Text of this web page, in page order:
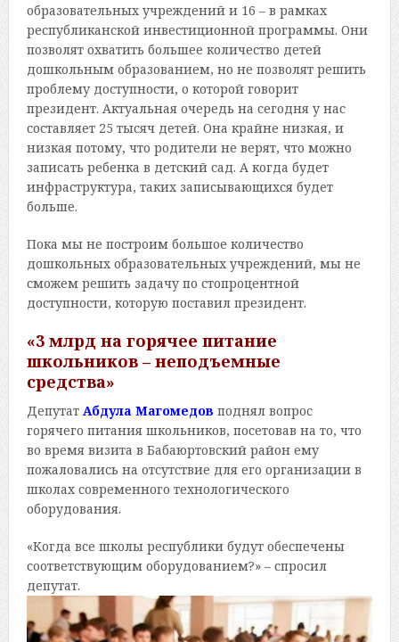
образовательных учреждений и 16 – в рамках
республиканской инвестиционной программы. Они
позволят охватить большее количество детей
дошкольным образованием, но не позволят решить
проблему доступности, о которой говорит
президент. Актуальная очередь на сегодня у нас
составляет 25 тысяч детей. Она крайне низкая, и
низкая потому, что родители не верят, что можно
записать ребенка в детский сад. А когда будет
инфраструктура, таких записывающихся будет
больше.
Пока мы не построим большое количество
дошкольных образовательных учреждений, мы не
сможем решить задачу по стопроцентной
доступности, которую поставил президент.
«3 млрд на горячее питание
школьников – неподъемные
средства»
Депутат Абдула Магомедов поднял вопрос
горячего питания школьников, посетовав на то, что
во время визита в Бабаюртовский район ему
пожаловались на отсутствие для его организации в
школах современного технологического
оборудования.
«Когда все школы республики будут обеспечены
соответствующим оборудованием?» – спросил
депутат.